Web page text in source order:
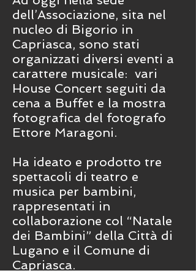
dell’Associazione, sita nel
nucleo di Bigorio in
Capriasca, sono stati
organizzati diversi eventi a
carattere musicale: vari
House Concert seguiti da
cena a Buffet e la mostra
fotografica del fotografo
Ettore Maragoni.
Ha ideato e prodotto tre
spettacoli di teatro e
musica per bambini,
rappresentati in
collaborazione col “Natale
dei Bambini” della Città di
Lugano e il Comune di
Capriasca.